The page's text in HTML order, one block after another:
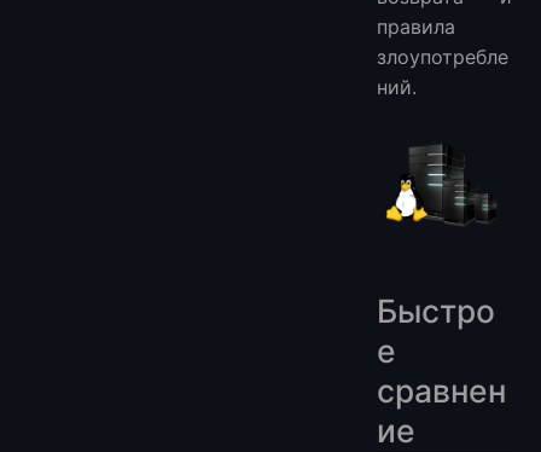
правила
злоупотребле
ний.
Быстро
е
сравнен
ие